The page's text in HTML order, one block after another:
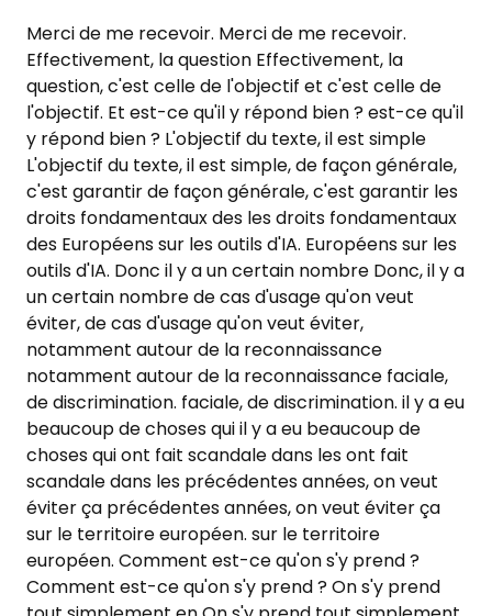
Merci de me recevoir. Merci de me recevoir.
Effectivement, la question Effectivement, la
question, c'est celle de l'objectif et c'est celle de
l'objectif. Et est-ce qu'il y répond bien ? est-ce qu'il
y répond bien ? L'objectif du texte, il est simple
L'objectif du texte, il est simple, de façon générale,
c'est garantir de façon générale, c'est garantir les
droits fondamentaux des les droits fondamentaux
des Européens sur les outils d'IA. Européens sur les
outils d'IA. Donc il y a un certain nombre Donc, il y a
un certain nombre de cas d'usage qu'on veut
éviter, de cas d'usage qu'on veut éviter,
notamment autour de la reconnaissance
notamment autour de la reconnaissance faciale,
de discrimination. faciale, de discrimination. il y a eu
beaucoup de choses qui il y a eu beaucoup de
choses qui ont fait scandale dans les ont fait
scandale dans les précédentes années, on veut
éviter ça précédentes années, on veut éviter ça
sur le territoire européen. sur le territoire
européen. Comment est-ce qu'on s'y prend ?
Comment est-ce qu'on s'y prend ? On s'y prend